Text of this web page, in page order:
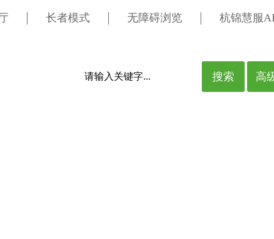
长者模式 无障碍浏览 杭锦慧服